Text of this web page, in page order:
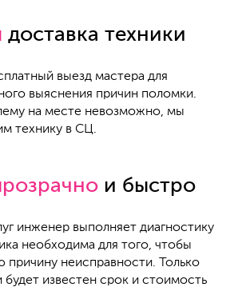
доставка техники
выезд мастера для
выяснения причин поломки.
на месте невозможно, мы
технику в СЦ.
и быстро
инженер выполняет диагностику
необходима для того, чтобы
причину неисправности. Только
будет известен срок и стоимость